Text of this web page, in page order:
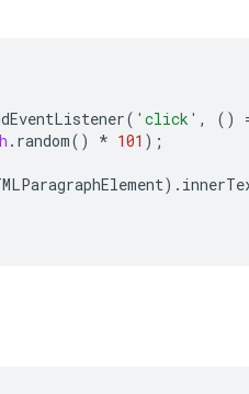
( 'click' , ()
. random() * 101 );
).